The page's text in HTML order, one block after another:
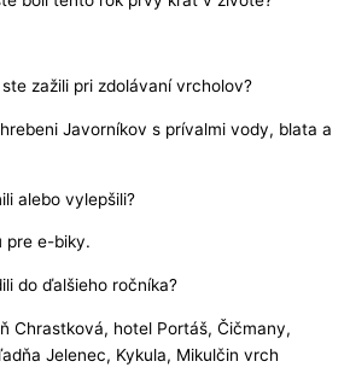
zažili pri zdolávaní vrcholov?
Javorníkov s prívalmi vody, blata a
alebo vylepšili?
pre e-biky.
do ďalšieho ročníka?
Chrastková, hotel Portáš, Čičmany,
Jelenec, Kykula, Mikulčin vrch